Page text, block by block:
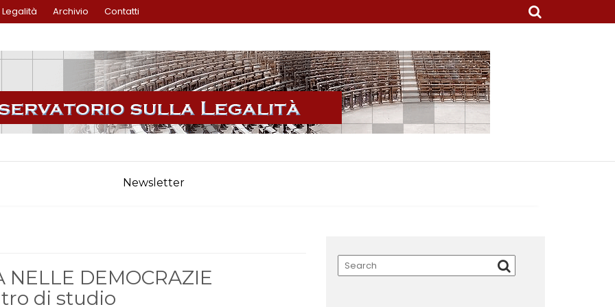
Archivio Contatti
Newsletter
NELLE DEMOCRAZIE
di studio